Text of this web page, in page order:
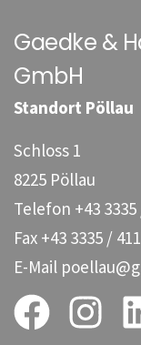
Gaedke &
GmbH
Standort Pöllau
Schloss 1
8225 Pöllau
Telefon +43
Fax +43 3335 /
E-Mail